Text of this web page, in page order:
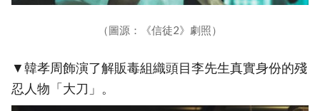
（圖源：《信徒2》劇照）
▼韓孝周飾演了解販毒組織頭目李先生真實身份的殘
忍人物「大刀」。